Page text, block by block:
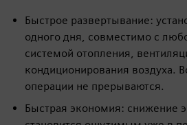
Быстрое развертывание:
одного дня, совместимо с
системой отопления,
кондиционирования воздуха.
операции не прерываются.
Быстрая экономия: снижение